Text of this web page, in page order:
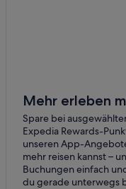
Hotels mit
Cottages in Soltau
Hotels mit Whirlpool
5-Sterne-Hotels in
Hotels nahe
Mehr erleben
Spare bei
Expedia Rewards-
unseren App-
mehr reisen kannst –
Buchungen einfach
du gerade unterwegs